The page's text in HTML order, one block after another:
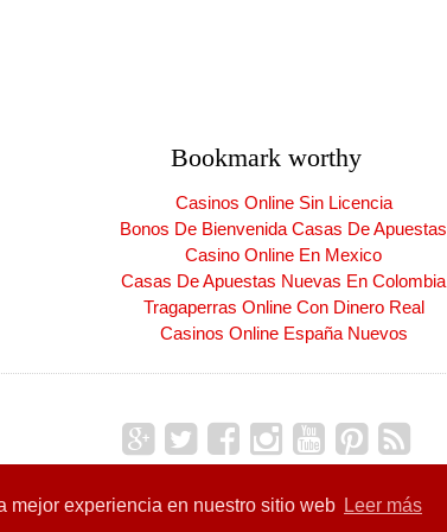
mejor experiencia en nuestro sitio web Leer más
Bookmark worthy
Casinos Online Sin Licencia
Bonos De Bienvenida Casas De Apuestas
Casino Online En Mexico
Casas De Apuestas Nuevas En Colombia
Tragaperras Online Con Dinero Real
Casinos Online España Nuevos
de la Patria| Carnet de la PatriaCarnet de la Patria|